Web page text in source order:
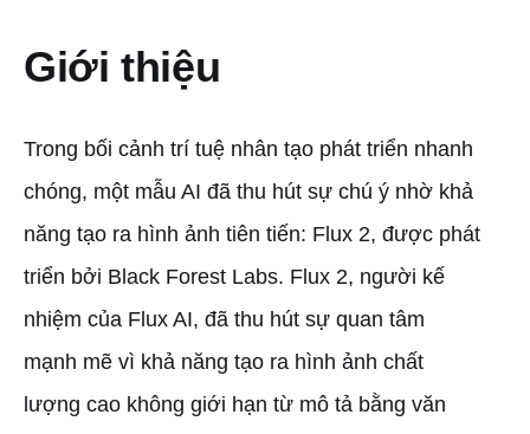
Giới thiệu
Trong bối cảnh trí tuệ nhân tạo phát triển nhanh
chóng, một mẫu AI đã thu hút sự chú ý nhờ khả
năng tạo ra hình ảnh tiên tiến: Flux 2, được phát
triển bởi Black Forest Labs. Flux 2, người kế
nhiệm của Flux AI, đã thu hút sự quan tâm
mạnh mẽ vì khả năng tạo ra hình ảnh chất
lượng cao không giới hạn từ mô tả bằng văn